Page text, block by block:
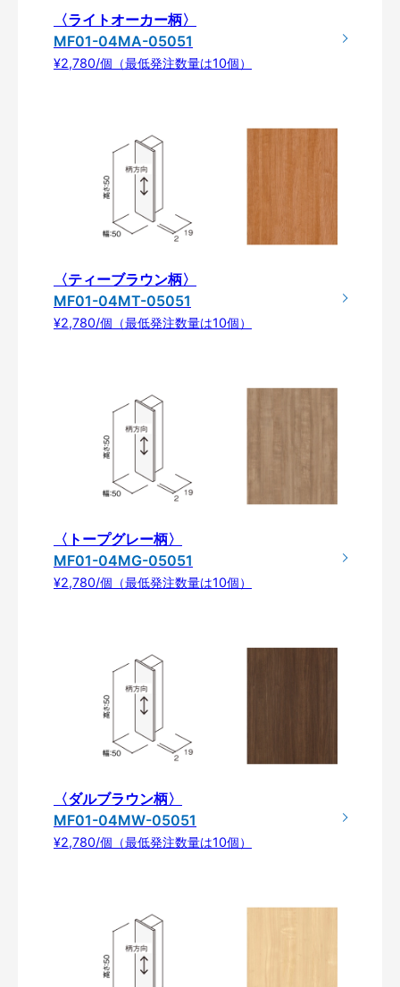
〈ライトオーカー柄〉
MF01-04MA-05051
¥2,780/個（最低発注数量は10個）
〈ティーブラウン柄〉
MF01-04MT-05051
¥2,780/個（最低発注数量は10個）
〈トープグレー柄〉
MF01-04MG-05051
¥2,780/個（最低発注数量は10個）
〈ダルブラウン柄〉
MF01-04MW-05051
¥2,780/個（最低発注数量は10個）